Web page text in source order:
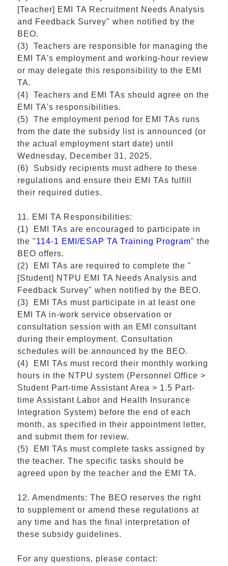
[Teacher] EMI TA Recruitment Needs Analysis
and Feedback Survey" when notified by the
BEO.
(3) Teachers are responsible for managing the
EMI TA's employment and working-hour review
or may delegate this responsibility to the EMI
TA.
(4) Teachers and EMI TAs should agree on the
EMI TA's responsibilities.
(5) The employment period for EMI TAs runs
from the date the subsidy list is announced (or
the actual employment start date) until
Wednesday, December 31, 2025.
(6) Subsidy recipients must adhere to these
regulations and ensure their EMI TAs fulfill
their required duties.
11. EMI TA Responsibilities:
(1) EMI TAs are encouraged to participate in
the "114-1 EMI/ESAP TA Training Program" the
BEO offers.
(2) EMI TAs are required to complete the "
[Student] NTPU EMI TA Needs Analysis and
Feedback Survey" when notified by the BEO.
(3) EMI TAs must participate in at least one
EMI TA in-work service observation or
consultation session with an EMI consultant
during their employment. Consultation
schedules will be announced by the BEO.
(4) EMI TAs must record their monthly working
hours in the NTPU system (Personnel Office >
Student Part-time Assistant Area > 1.5 Part-
time Assistant Labor and Health Insurance
Integration System) before the end of each
month, as specified in their appointment letter,
and submit them for review.
(5) EMI TAs must complete tasks assigned by
the teacher. The specific tasks should be
agreed upon by the teacher and the EMI TA.
12. Amendments: The BEO reserves the right
to supplement or amend these regulations at
any time and has the final interpretation of
these subsidy guidelines.
For any questions, please contact: